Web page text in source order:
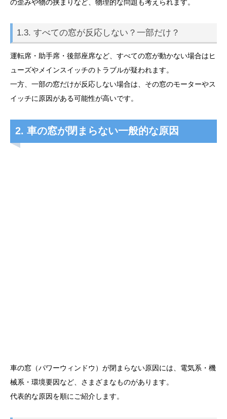
の歪みや物の挟まりなど、物理的な問題も考えられます。
1.3. すべての窓が反応しない？一部だけ？
運転席・助手席・後部座席など、すべての窓が動かない場合はヒ
ューズやメインスイッチのトラブルが疑われます。
一方、一部の窓だけが反応しない場合は、その窓のモーターやス
イッチに原因がある可能性が高いです。
2. 車の窓が閉まらない一般的な原因
車の窓（パワーウィンドウ）が閉まらない原因には、電気系・機
械系・環境要因など、さまざまなものがあります。
代表的な原因を順にご紹介します。